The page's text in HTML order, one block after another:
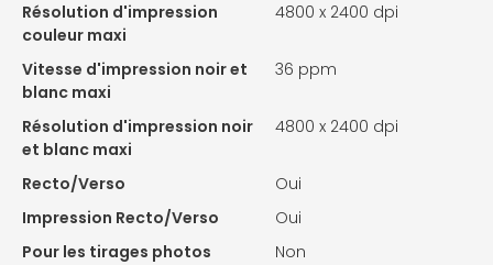
Résolution d'impression
couleur maxi
4800 x 2400 dpi
Vitesse d'impression noir et
blanc maxi
36 ppm
Résolution d'impression noir
et blanc maxi
4800 x 2400 dpi
Recto/Verso
Oui
Impression Recto/Verso
Oui
Pour les tirages photos
Non